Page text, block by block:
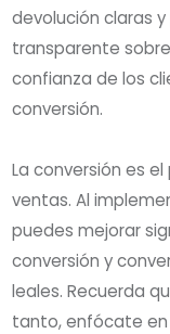
devolución claras
transparente
confianza de los
conversión.
La conversión es
ventas. Al
puedes mejorar
conversión y
leales. Recuerda
tanto, enfócate en